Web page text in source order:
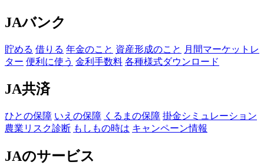
JAバンク
貯める 借りる 年金のこと 資産形成のこと 月間マーケットレ
ター 便利に使う 金利手数料 各種様式ダウンロード
JA共済
ひとの保障 いえの保障 くるまの保障 掛金シミュレーション
農業リスク診断 もしもの時は キャンペーン情報
JAのサービス